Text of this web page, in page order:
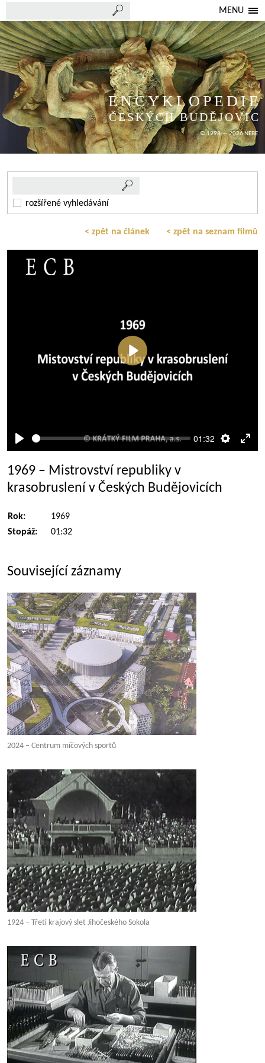
MENU
ENCYKLOPEDIE
ČESKÝCH BUDĚJOVIC
© 1998 — 2026 NEBE
rozšířené vyhledávání
< zpět na článek < zpět na seznam filmů
Přehrát
01:32
Přehrát
1969 – Mistrovství republiky v
krasobruslení v Českých Budějovicích
Rok:
1969
Stopáž:
01:32
Související záznamy
2024 – Centrum míčových sportů
1924 – Třetí krajový slet Jihočeského Sokola